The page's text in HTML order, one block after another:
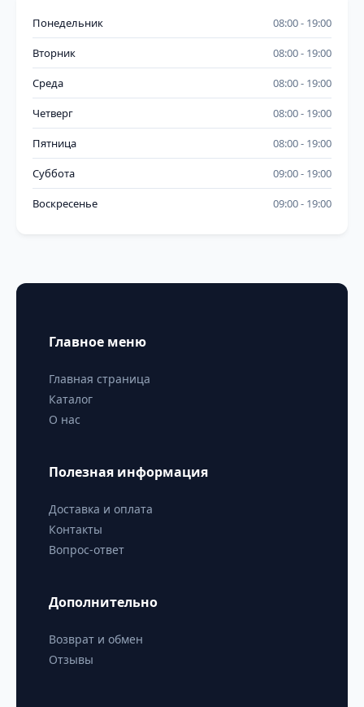
Понедельник 08:00 19:00
Вторник 08:00 19:00
Среда 08:00 19:00
Четверг 08:00 19:00
Пятница 08:00 19:00
Суббота 09:00 19:00
Воскресенье 09:00 19:00
Главное меню
Главная страница
Каталог
О нас
Полезная информация
Доставка и оплата
Контакты
Вопрос-ответ
Дополнительно
Возврат и обмен
Отзывы